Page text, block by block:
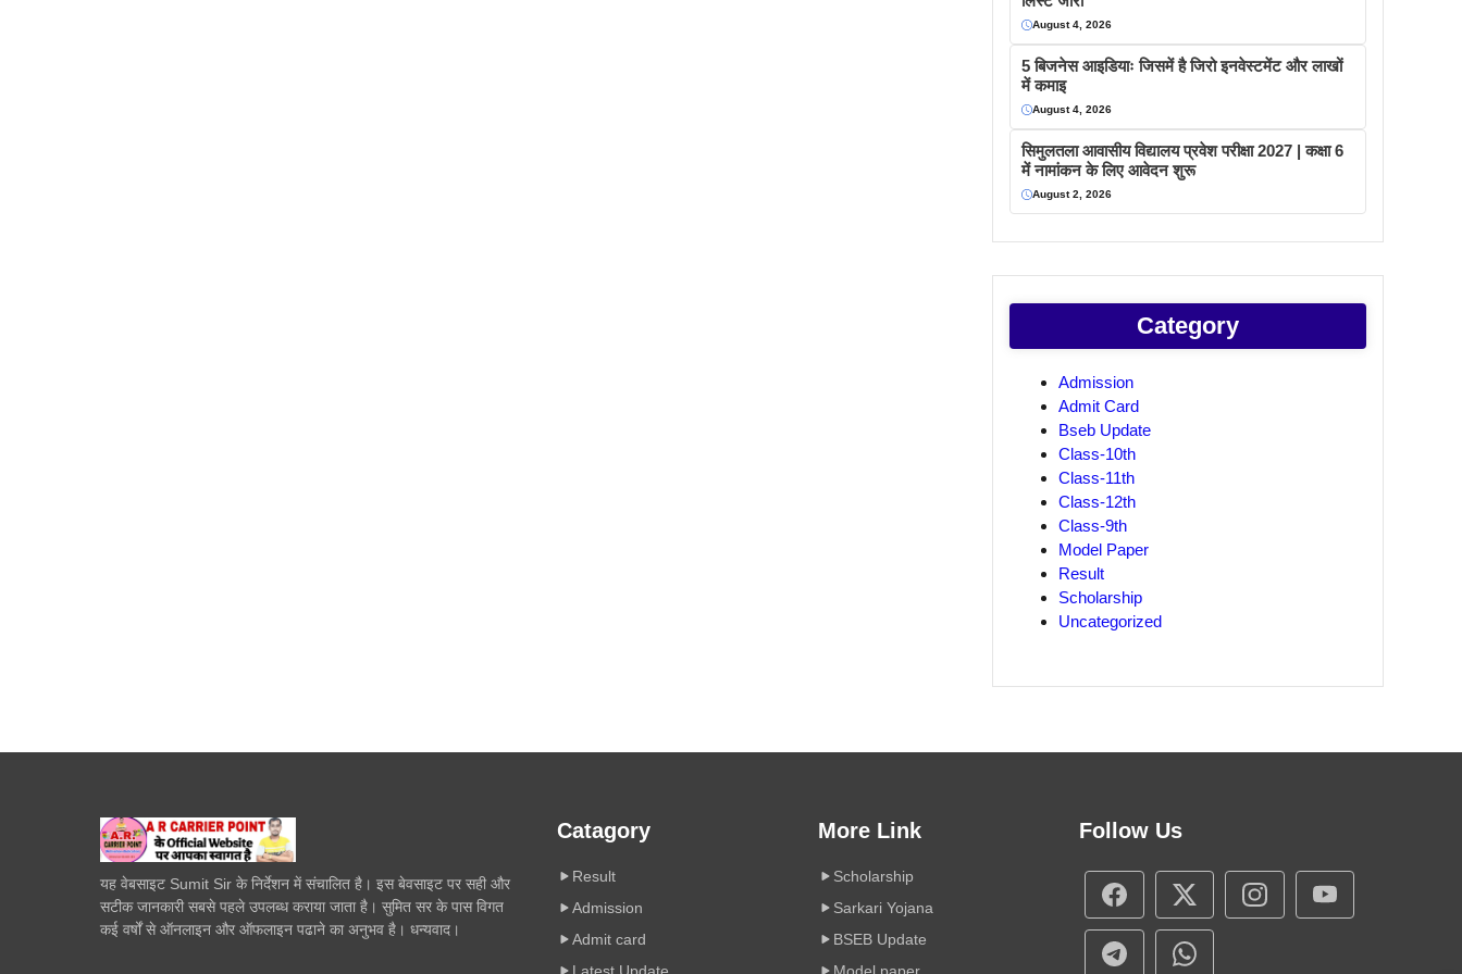
August 4, 2026
5 बिजनेस आइडियाः जिसमें है जिरो इनवेस्टमेंट और लाखों
में कमाइ
August 4, 2026
सिमुलतला आवासीय विद्यालय प्रवेश परीक्षा 2027 | कक्षा 6
में नामांकन के लिए आवेदन शुरू
August 2, 2026
Category
Admission
Admit Card
Bseb Update
Class-10th
Class-11th
Class-12th
Class-9th
Model Paper
Result
Scholarship
Uncategorized
यह वेबसाइट Sumit Sir के निर्देशन में संचालित है। इस बेवसाइट पर सही और
सटीक जानकारी सबसे पहले उपलब्ध कराया जाता है। सुमित सर के पास विगत
कई वर्षों से ऑनलाइन और ऑफलाइन पढाने का अनुभव है। धन्यवाद।
Catagory
Result
Admission
Admit card
Latest Update
More Link
Scholarship
Sarkari Yojana
BSEB Update
Model paper
Follow Us